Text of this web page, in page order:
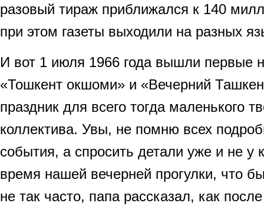
разовый тираж приближался к 140
при этом газеты выходили на разных
И вот 1 июля 1966 года вышли первые
«Тошкент окшоми» и «Вечерний
праздник для всего тогда маленького
коллектива. Увы, не помню всех
события, а спросить детали уже и не у
время нашей вечерней прогулки, что
не так часто, папа рассказал, как